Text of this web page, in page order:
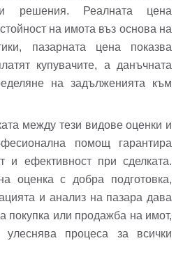
решения. Реалната цена
на имота въз основа на
пазарната цена показва
купувачите, а данъчната
на задълженията към
между тези видове оценки и
помощ гарантира
и ефективност при сделката.
оценка с добра подготовка,
и анализ на пазара дава
покупка или продажба на имот,
процеса за всички